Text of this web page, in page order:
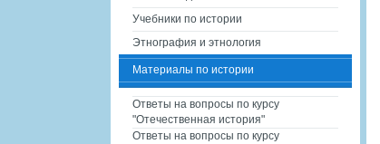
Учебники по истории
Этнография и этнология
Материалы по истории
Ответы на вопросы по курсу
"Отечественная история"
Ответы на вопросы по курсу